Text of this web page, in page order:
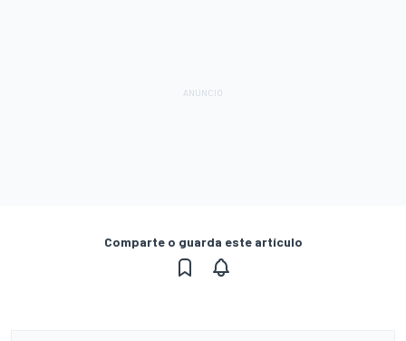
Comparte o guarda este artículo